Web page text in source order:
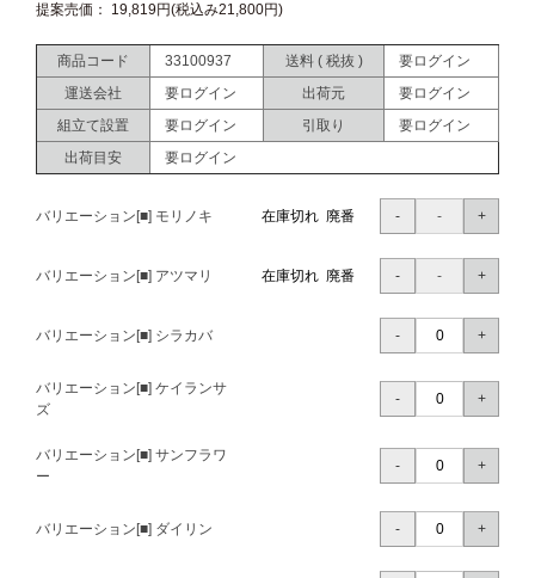
提案売価： 19,819円(税込み21,800円)
商品コード 33100937 送料 ( 税抜 )
要ログイン
運送会社
要ログイン 出荷元
要ログイン
組立て設置
要ログイン 引取り
要ログイン
出荷目安
要ログイン
バリエーション[■] モリノキ 在庫切れ 廃番
バリエーション[■] アツマリ 在庫切れ 廃番
バリエーション[■] シラカバ
バリエーション[■] ケイランサ
ズ
バリエーション[■] サンフラワ
ー
バリエーション[■] ダイリン